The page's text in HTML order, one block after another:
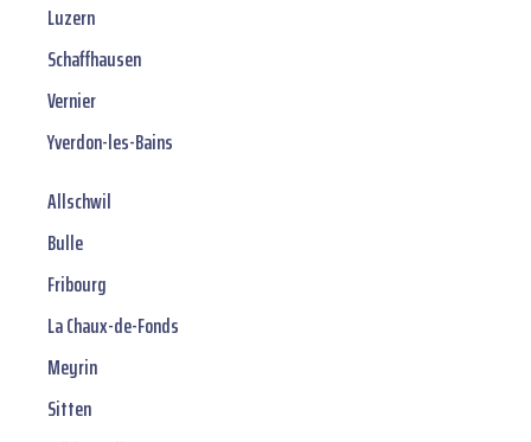
Luzern
Schaffhausen
Vernier
Yverdon-les-Bains
Allschwil
Bulle
Fribourg
La Chaux-de-Fonds
Meyrin
Sitten